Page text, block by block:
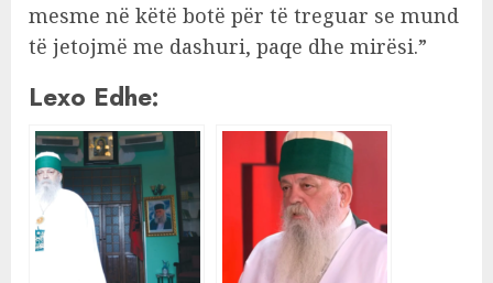
mesme në këtë botë për të treguar se mund
të jetojmë me dashuri, paqe dhe mirësi.”
Lexo Edhe: